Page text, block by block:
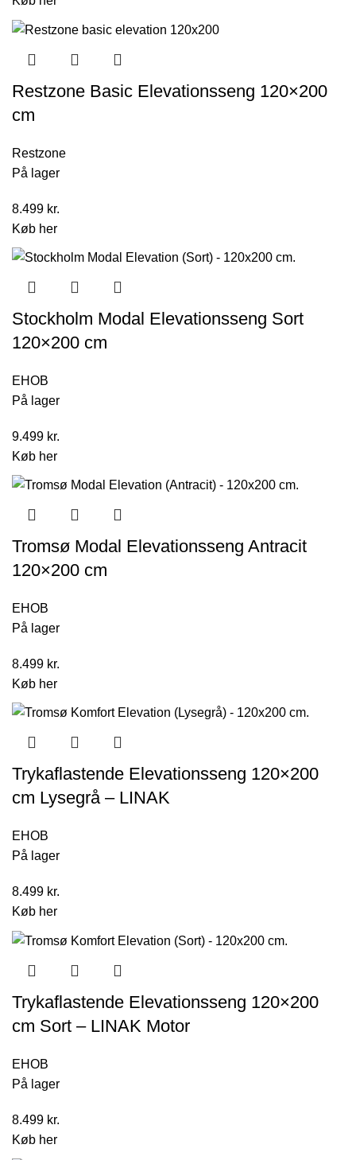
Restzone Basic Elevationsseng 120×200
cm
Restzone
På lager
8.499 kr.
Køb her
Stockholm Modal Elevationsseng Sort
120×200 cm
EHOB
På lager
9.499 kr.
Køb her
Tromsø Modal Elevationsseng Antracit
120×200 cm
EHOB
På lager
8.499 kr.
Køb her
Trykaflastende Elevationsseng 120×200
cm Lysegrå – LINAK
EHOB
På lager
8.499 kr.
Køb her
Trykaflastende Elevationsseng 120×200
cm Sort – LINAK Motor
EHOB
På lager
8.499 kr.
Køb her